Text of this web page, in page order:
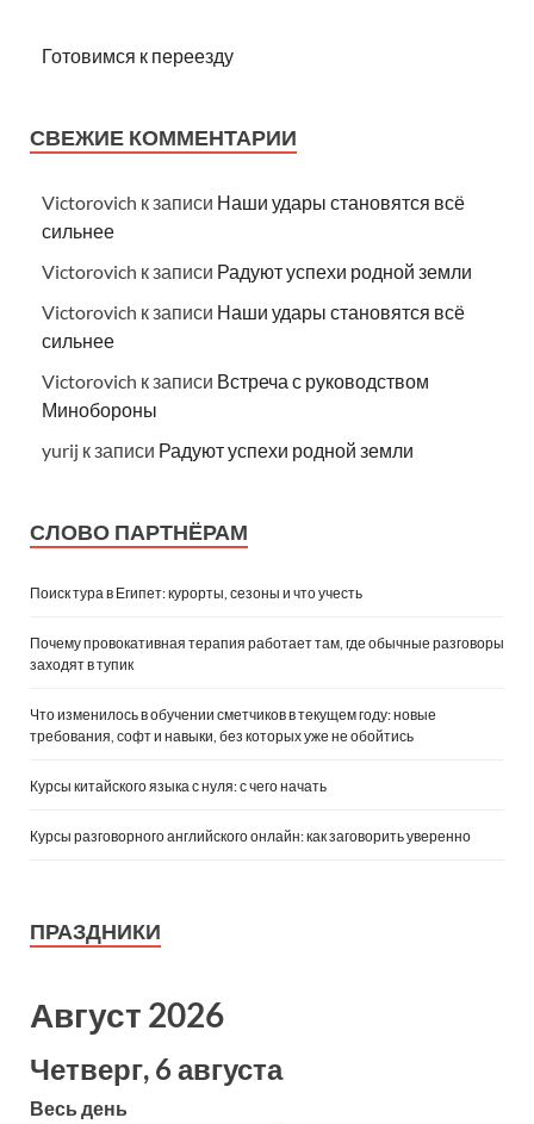
Готовимся к переезду
СВЕЖИЕ КОММЕНТАРИИ
Victorovich к записи Наши удары становятся всё
сильнее
Victorovich к записи Радуют успехи родной земли
Victorovich к записи Наши удары становятся всё
сильнее
Victorovich к записи Встреча с руководством
Минобороны
yurij к записи Радуют успехи родной земли
СЛОВО ПАРТНЁРАМ
Поиск тура в Египет: курорты, сезоны и что учесть
Почему провокативная терапия работает там, где обычные разговоры
заходят в тупик
Что изменилось в обучении сметчиков в текущем году: новые
требования, софт и навыки, без которых уже не обойтись
Курсы китайского языка с нуля: с чего начать
Курсы разговорного английского онлайн: как заговорить уверенно
ПРАЗДНИКИ
Август 2026
Четверг, 6 августа
Весь день